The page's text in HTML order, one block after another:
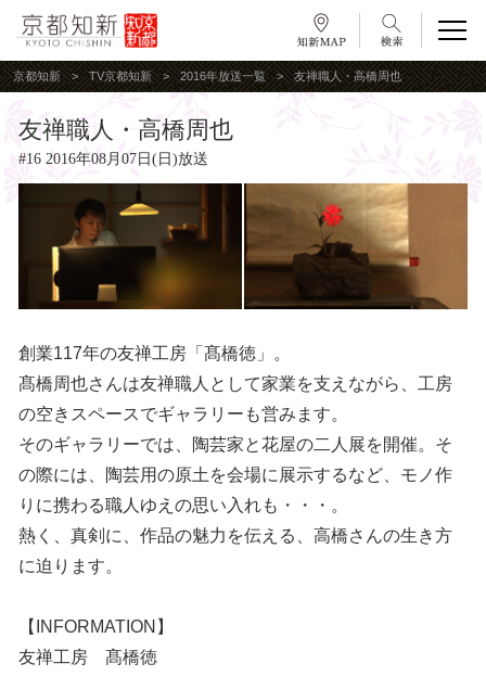
京都知新 TV京都知新 2016年放送一覧 友禅職人・高橋周也
友禅職人・高橋周也
#16 2016年08月07日(日)放送
創業117年の友禅工房「髙橋徳」。
髙橋周也さんは友禅職人として家業を支えながら、工房
の空きスペースでギャラリーも営みます。
そのギャラリーでは、陶芸家と花屋の二人展を開催。そ
の際には、陶芸用の原土を会場に展示するなど、モノ作
りに携わる職人ゆえの思い入れも・・・。
熱く、真剣に、作品の魅力を伝える、高橋さんの生き方
に迫ります。
【INFORMATION】
友禅工房 髙橋徳